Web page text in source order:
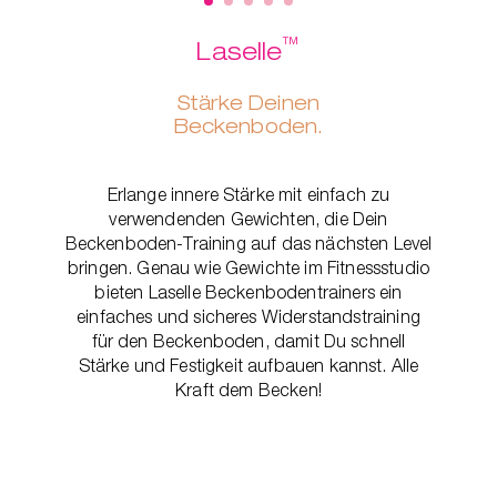
Laselle™
Stärke Deinen
Beckenboden.
Erlange innere Stärke mit einfach zu
verwendenden Gewichten, die Dein
Beckenboden-Training auf das nächsten Level
bringen. Genau wie Gewichte im Fitnessstudio
bieten Laselle Beckenbodentrainers ein
einfaches und sicheres Widerstandstraining
für den Beckenboden, damit Du schnell
Stärke und Festigkeit aufbauen kannst. Alle
Kraft dem Becken!